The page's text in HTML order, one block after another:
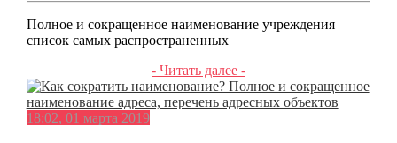
Полное и сокращенное наименование учреждения —
список самых распространенных
- Читать далее -
18:02, 01 марта 2019